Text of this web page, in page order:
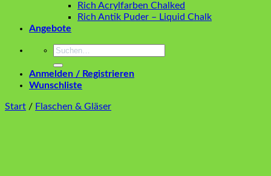
Rich Acrylfarben Chalked
Rich Antik Puder – Liquid Chalk
Angebote
Suchen
Anmelden / Registrieren
Wunschliste
Start / Flaschen & Gläser